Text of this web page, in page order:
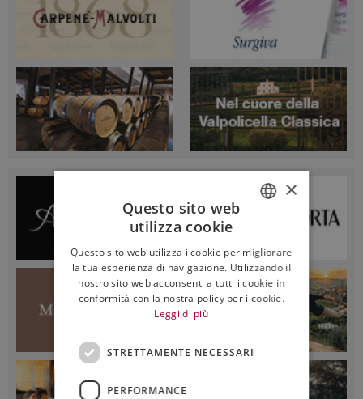
ENGLISH
×
Questo sito web
utilizza cookie
Questo sito web utilizza i cookie per migliorare
la tua esperienza di navigazione. Utilizzando il
nostro sito web acconsenti a tutti i cookie in
conformità con la nostra policy per i cookie.
Leggi di più
STRETTAMENTE NECESSARI
PERFORMANCE